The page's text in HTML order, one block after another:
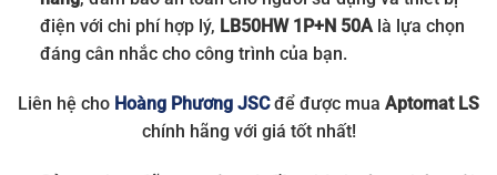
điện với chi phí hợp lý, LB50HW 1P+N 50Alà lựa chọn
đáng cân nhắc cho công trình của bạn.
Liên hệ cho Hoàng Phương JSCđể được mua Aptomat LS
chính hãng với giá tốt nhất!